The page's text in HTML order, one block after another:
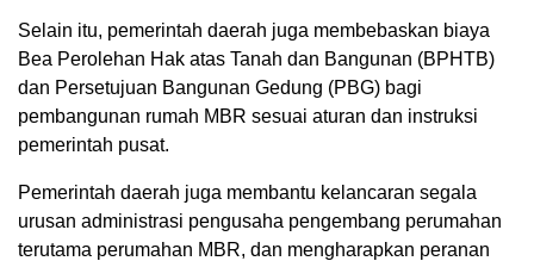
Selain itu, pemerintah daerah juga membebaskan biaya
Bea Perolehan Hak atas Tanah dan Bangunan (BPHTB)
dan Persetujuan Bangunan Gedung (PBG) bagi
pembangunan rumah MBR sesuai aturan dan instruksi
pemerintah pusat.
Pemerintah daerah juga membantu kelancaran segala
urusan administrasi pengusaha pengembang perumahan
terutama perumahan MBR, dan mengharapkan peranan